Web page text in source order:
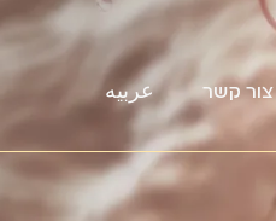
צור קשר عربيه